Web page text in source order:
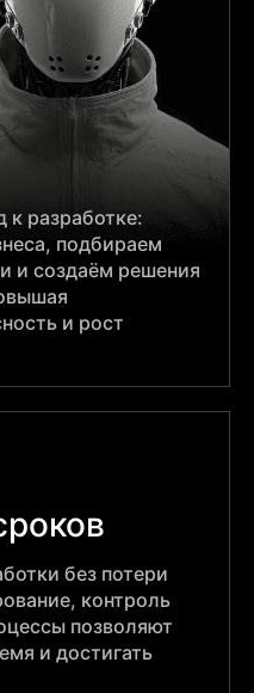
разработке:
подбираем
и создаём решения
и рост
без потери
контроль
позволяют
и достигать